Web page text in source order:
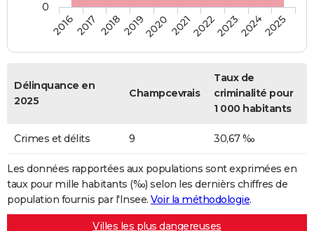
20162017 20182019202020212022202320242025
0
Délinquance en
2025
Champcevrais
Taux de
criminalité pour
1 000 habitants
Crimes et délits 9 30,67 ‰
Les données rapportées aux populations sont exprimées en
taux pour mille habitants (‰) selon les dernièrs chiffres de
population fournis par l'Insee. Voir la méthodologie.
Villes les plus dangereuses